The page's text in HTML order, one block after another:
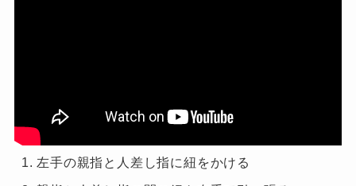
左手の親指と人差し指に紐をかける